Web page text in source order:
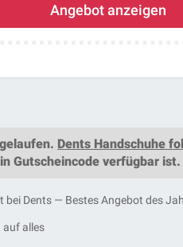
Angebot anzeigen
Dents Handschuhe
Gutscheincode verfügbar ist.
bei Dents — Bestes Angebot des
auf alles